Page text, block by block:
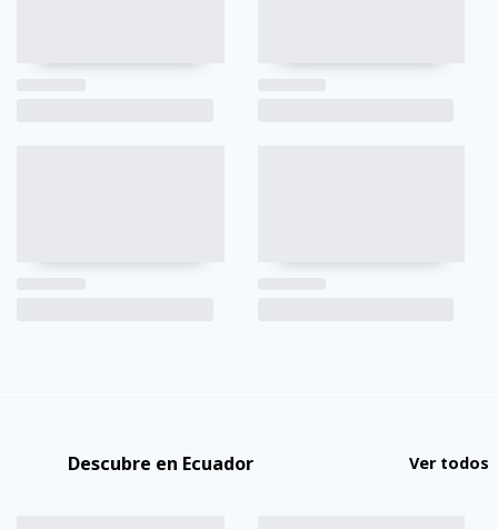
Descubre en Ecuador Ver todos